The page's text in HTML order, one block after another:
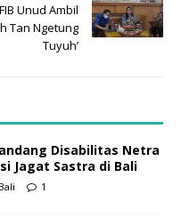
Unud Ambil
Tan Ngetung
Tuyuh’
Disabilitas Netra
Jagat Sastra di Bali
1